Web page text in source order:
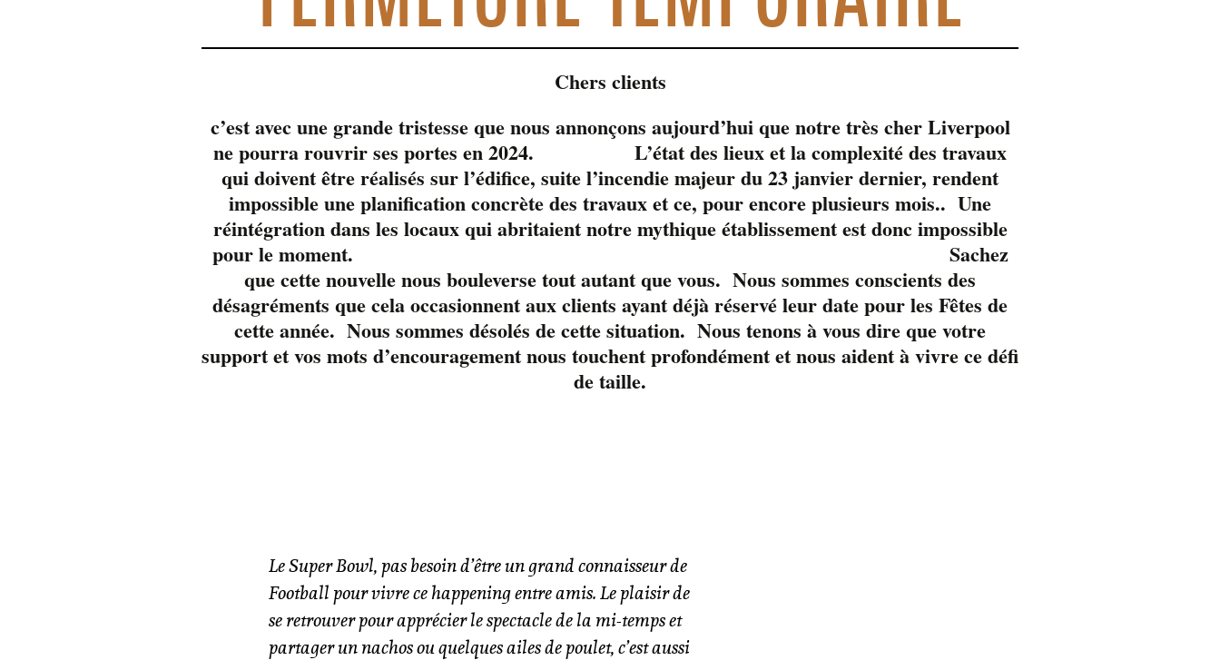
Le Super Bowl, pas besoin d’être un grand connaisseur de
Football pour vivre ce happening entre amis. Le plaisir de
se retrouver pour apprécier le spectacle de la mi-temps et
partager un nachos ou quelques ailes de poulet, c’est aussi
Chers clients
c’est avec une grande tristesse que nous annonçons aujourd’hui que notre très cher Liverpool
ne pourra rouvrir ses portes en 2024. L’état des lieux et la complexité des travaux
qui doivent être réalisés sur l’édifice, suite l’incendie majeur du 23 janvier dernier, rendent
impossible une planification concrète des travaux et ce, pour encore plusieurs mois.. Une
réintégration dans les locaux qui abritaient notre mythique établissement est donc impossible
pour le moment. Sachez
que cette nouvelle nous bouleverse tout autant que vous. Nous sommes conscients des
désagréments que cela occasionnent aux clients ayant déjà réservé leur date pour les Fêtes de
cette année. Nous sommes désolés de cette situation. Nous tenons à vous dire que votre
support et vos mots d’encouragement nous touchent profondément et nous aident à vivre ce défi
de taille.